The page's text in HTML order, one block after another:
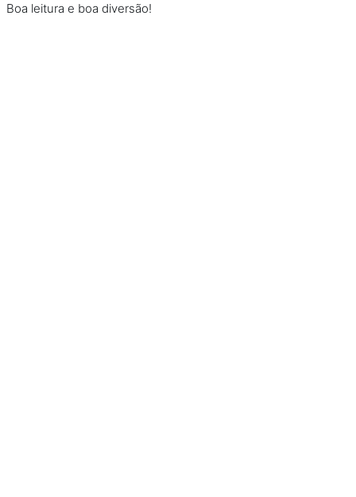
Boa leitura e boa diversão!